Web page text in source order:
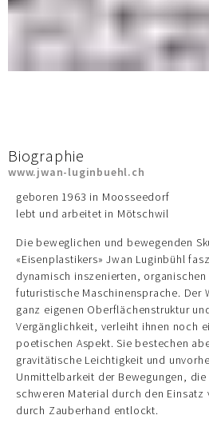
Biographie
www.jwan-luginbuehl.ch
geboren 1963 in Moosseedorf
lebt und arbeitet in Mötschwil
Die beweglichen und bewegenden
«Eisenplastikers» Jwan Luginbühl
dynamisch inszenierten,
futuristische Maschinensprache. Der
ganz eigenen Oberflächenstruktur
Vergänglichkeit, verleiht ihnen noch
poetischen Aspekt. Sie bestechen
gravitätische Leichtigkeit und
Unmittelbarkeit der Bewegungen,
schweren Material durch den
durch Zauberhand entlockt.